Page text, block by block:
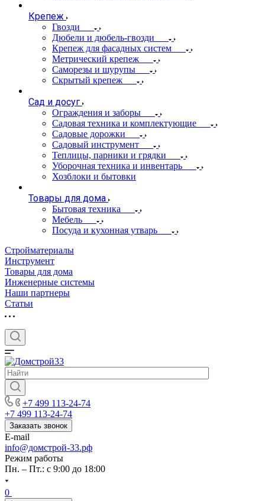
Крепеж
Гвозди
Дюбели и дюбель-гвозди
Крепеж для фасадных систем
Метрический крепеж
Саморезы и шурупы
Скрытый крепеж
Сад и досуг
Ограждения и заборы
Садовая техника и комплектующие
Садовые дорожки
Садовый инструмент
Теплицы, парники и грядки
Уборочная техника и инвентарь
Хозблоки и бытовки
Товары для дома
Бытовая техника
Мебель
Посуда и кухонная утварь
Стройматериалы
Инструмент
Товары для дома
Инженерные системы
Наши партнеры
Статьи
+7 499 113-24-74
+7 499 113-24-74
Заказать звонок
E-mail
info@домстрой-33.рф
Режим работы
Пн. – Пт.: с 9:00 до 18:00
0